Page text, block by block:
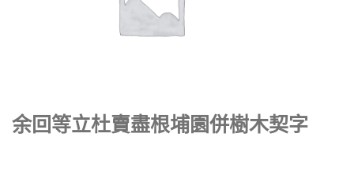
余回等立杜賣盡根埔園併樹木契字